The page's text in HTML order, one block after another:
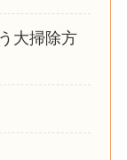
大掃除方